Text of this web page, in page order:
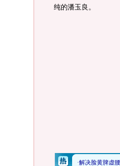
纯的潘玉良。